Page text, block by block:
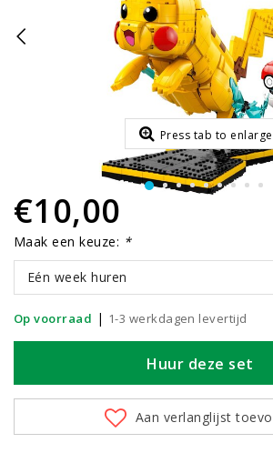
Press tab to enlarge
€10,00
Maak een keuze: *
Eén week huren
Op voorraad | 1-3 werkdagen levertijd
Huur deze set
Aan verlanglijst